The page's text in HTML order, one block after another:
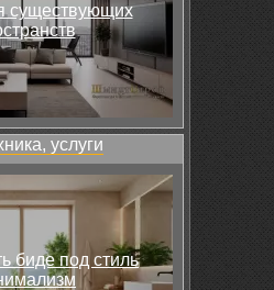
существующих
услуги
биде под стиль